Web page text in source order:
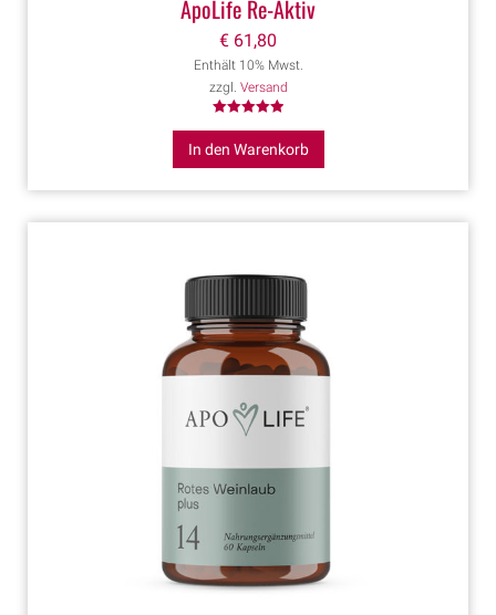
ApoLife Re-Aktiv
€ 61,80
Enthält 10% Mwst.
zzgl. Versand
5.00
von 5
In den Warenkorb